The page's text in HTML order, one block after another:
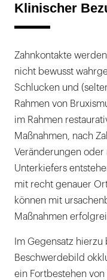
Klinischer
Zahnkontakte
nicht bewusst
Schlucken und
Rahmen von
im Rahmen
Maßnahmen, nach
Veränderungen oder
Unterkiefers
mit recht genauer
können mit
Maßnahmen
Im Gegensatz
Beschwerdebild
ein Fortbestehen